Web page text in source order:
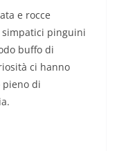
e rocce
simpatici pinguini
buffo di
ci hanno
pieno di